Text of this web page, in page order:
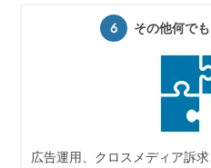
6 その他何で
広告運用、クロスメディア訴